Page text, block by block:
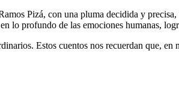
Pizá, con una pluma decidida y
lo profundo de las emociones humanas,
Estos cuentos nos recuerdan que,